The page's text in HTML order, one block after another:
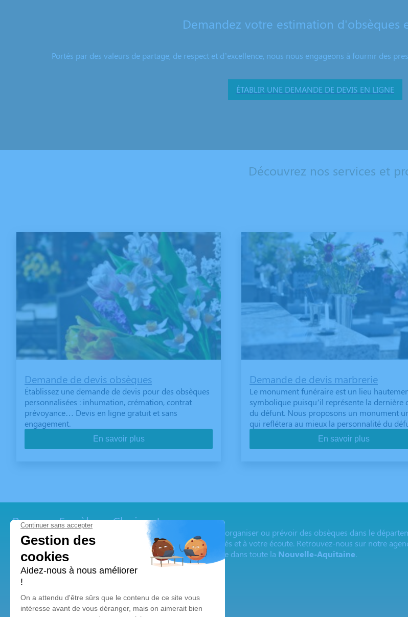
Demandez votre estimation d'obsèques
Portés par des valeurs de partage, de respect et d’excellence, nous nous engageons à fournir des
ÉTABLIR UNE DEMANDE DE DEVIS EN LIGNE
Découvrez nos services et
Demande de devis obsèques
Établissez une demande de devis pour des obsèques
personnalisées : inhumation, crémation, contrat
prévoyance… Devis en ligne gratuit et sans
engagement.
En savoir plus
Demande de devis marbrerie
Le monument funéraire est un lieu
symbolique puisqu’il représente la dernière
du défunt. Nous proposons un monument
qui reflétera au mieux la personnalité du
En savoir plus
Pompes Funèbres Choisnet
Pompes Funèbres Choisnet
vous accompagnent pour organiser ou prévoir des obsèques dans le
Haute-Vienne(87). C’est une équipe impliquée à vos côtés et à votre écoute. Retrouvez-nous sur notre
pompes funèbres à
. Prise en charge immédiate dans toute la Nouvelle-Aquitaine.
Notre agence